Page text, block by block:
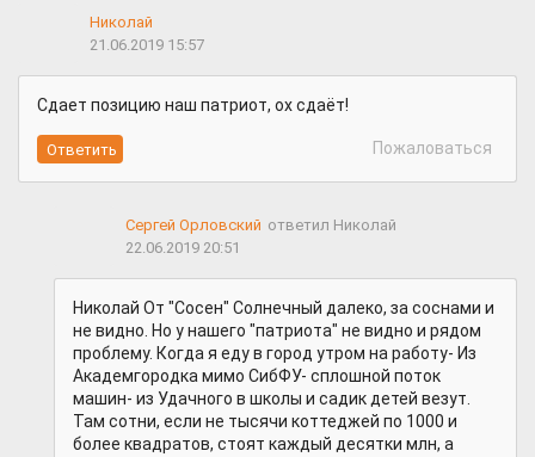
Николай
21.06.2019 15:57
Сдает позицию наш патриот, ох сдаёт!
Пожаловаться
Сергей Орловский ответил Николай
22.06.2019 20:51
Николай От "Сосен" Солнечный далеко, за соснами и
не видно. Но у нашего "патриота" не видно и рядом
проблему. Когда я еду в город утром на работу- Из
Академгородка мимо СибФУ- сплошной поток
машин- из Удачного в школы и садик детей везут.
Там сотни, если не тысячи коттеджей по 1000 и
более квадратов, стоят каждый десятки млн, а